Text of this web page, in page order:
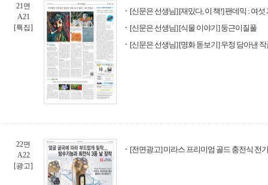
21면
A21
[특집]
[신문은 선생님] [재밌다, 이 책!] 팬데믹 : 여섯
[신문은 선생님] [식물 이야기] 둥근이질풀
[신문은 선생님] [명화 돋보기] 우정 담아낸
22면
A22
[광고]
[전면광고] 미라스 프리미엄 골드 충전식 전